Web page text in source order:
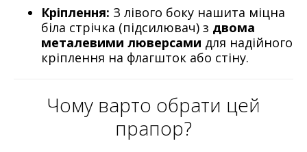
Кріплення: З лівого боку нашита міцна
біла стрічка (підсилювач) з двома
металевими люверсами для надійного
кріплення на флагшток або стіну.
Чому варто обрати цей
прапор?